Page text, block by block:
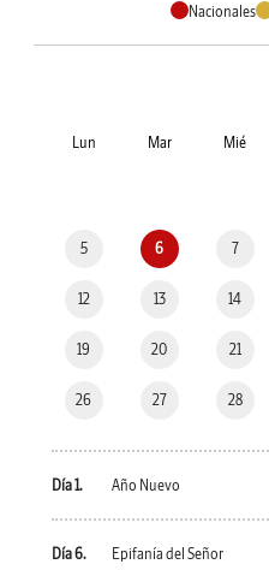
Nacionales
Lun Mar Mié
5 6 7
12 13 14
19 20 21
26 27 28
Día 1. Año Nuevo
Día 6. Epifanía del Señor